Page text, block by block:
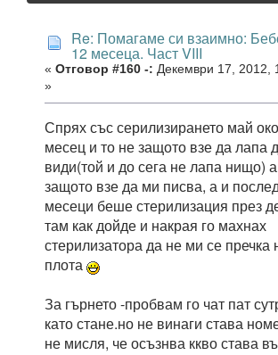
Re: Помагаме си взаимно:
12 месеца. Част VIII
« Отговор #160 -: Декември 17, 2012,
»
Спрях със серилизирането май
месец и то не защото взе да лапа
види(той и до сега не лапа нищо)
защото взе да ми писва, а и
месеци беше стерилизация през
там как дойде и накрая го махнах
стерилизатора да не ми се пречка
плота
За гърнето -пробвам го чат пат
като стане.но не винаги става
не мисля, че осъзнва ккво става